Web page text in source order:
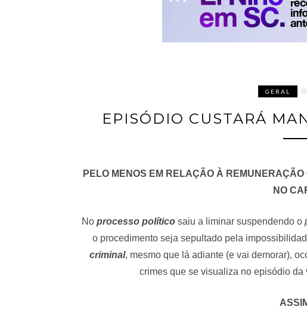
GERAL
EPISÓDIO CUSTARÁ
PELO MENOS EM RELAÇÃO À
NO
No processo político saiu a liminar suspendendo o
o procedimento seja sepultado pela
criminal, mesmo que lá adiante (e vai demorar),
crimes que se visualiza no episódio